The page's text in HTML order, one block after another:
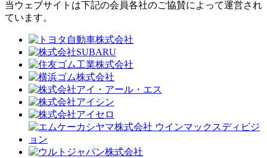
当ウェブサイトは下記の会員各社のご協賛によって運営され
ています。